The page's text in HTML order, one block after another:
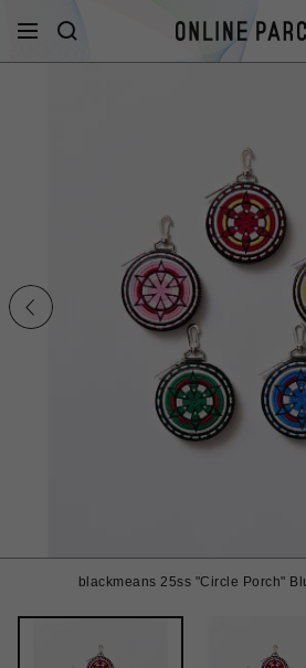
blackmeans 25ss "Circle Porch"